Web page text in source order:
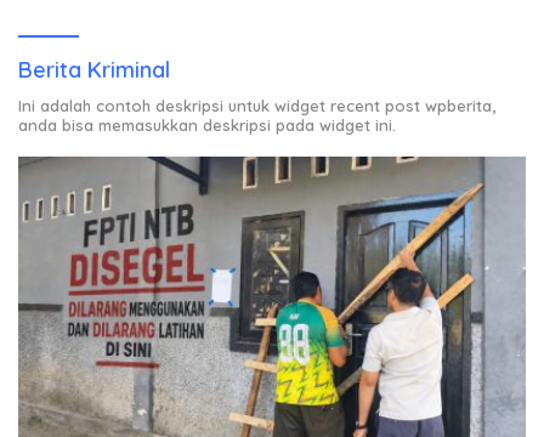
Berita Kriminal
Ini adalah contoh deskripsi untuk widget recent post wpberita,
anda bisa memasukkan deskripsi pada widget ini.